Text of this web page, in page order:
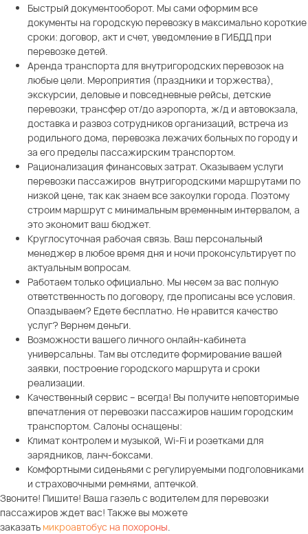
Быстрый документооборот. Мы сами оформим все
документы на городскую перевозку в максимально короткие
сроки: договор, акт и счет, уведомление в ГИБДД при
перевозке детей.
Аренда транспорта для внутригородских перевозок на
любые цели. Мероприятия (праздники и торжества),
экскурсии, деловые и повседневные рейсы, детские
перевозки, трансфер от/до аэропорта, ж/д и автовокзала,
доставка и развоз сотрудников организаций, встреча из
родильного дома, перевозка лежачих больных по городу и
за его пределы пассажирским транспортом.
Рационализация финансовых затрат. Оказываем услуги
перевозки пассажиров внутригородскими маршрутами по
низкой цене, так как знаем все закоулки города. Поэтому
строим маршрут с минимальным временным интервалом, а
это экономит ваш бюджет.
Круглосуточная рабочая связь. Ваш персональный
менеджер в любое время дня и ночи проконсультирует по
актуальным вопросам.
Работаем только официально. Мы несем за вас полную
ответственность по договору, где прописаны все условия.
Опаздываем? Едете бесплатно. Не нравится качество
услуг? Вернем деньги.
Возможности вашего личного онлайн-кабинета
универсальны. Там вы отследите формирование вашей
заявки, построение городского маршрута и сроки
реализации.
Качественный сервис – всегда! Вы получите неповторимые
впечатления от перевозки пассажиров нашим городским
транспортом. Салоны оснащены:
Климат контролем и музыкой, Wi-Fi и розетками для
зарядников, ланч-боксами.
Комфортными сиденьями с регулируемыми подголовниками
и страховочными ремнями, аптечкой.
Звоните! Пишите! Ваша газель с водителем для перевозки
пассажиров ждет вас! Также вы можете
заказать микроавтобус на похороны.